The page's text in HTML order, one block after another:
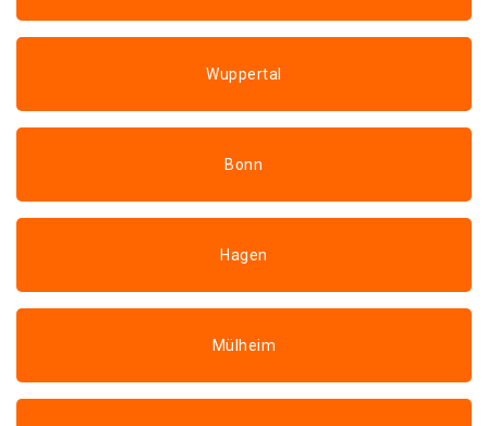
Wuppertal
Bonn
Hagen
Mülheim